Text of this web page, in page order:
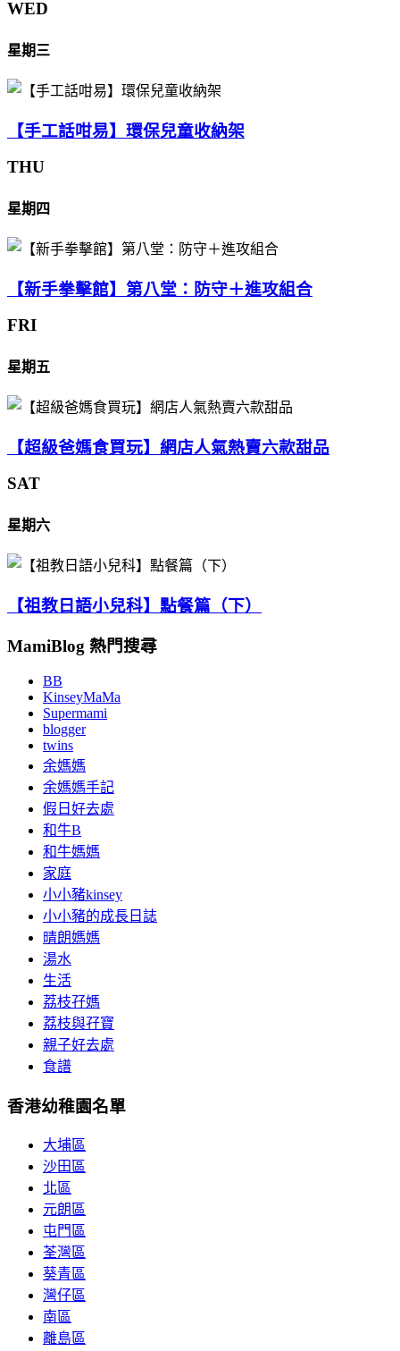
WED
星期三
【手工話咁易】環保兒童收納架
THU
星期四
【新手拳擊館】第八堂：防守＋進攻組合
FRI
星期五
【超級爸媽食買玩】網店人氣熱賣六款甜品
SAT
星期六
【祖教日語小兒科】點餐篇（下）
MamiBlog 熱門搜尋
BB
KinseyMaMa
Supermami
blogger
twins
余媽媽
余媽媽手記
假日好去處
和牛B
和牛媽媽
家庭
小小豬kinsey
小小豬的成長日誌
晴朗媽媽
湯水
生活
荔枝孖媽
荔枝與孖寶
親子好去處
食譜
香港幼稚園名單
大埔區
沙田區
北區
元朗區
屯門區
荃灣區
葵青區
灣仔區
南區
離島區